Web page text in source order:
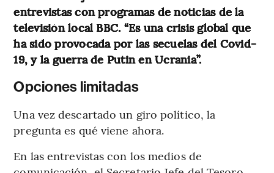
entrevistas con programas de noticias de la
televisión local BBC. “Es una crisis global que
ha sido provocada por las secuelas del Covid-
19, y la guerra de Putin en Ucrania”.
Opciones limitadas
Una vez descartado un giro político, la
pregunta es qué viene ahora.
En las entrevistas con los medios de